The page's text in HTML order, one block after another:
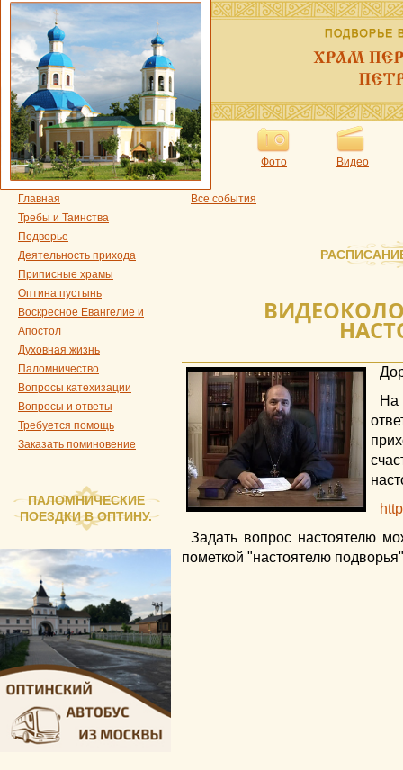
Фото Видео
Главная
Требы и Таинства
Подворье
Деятельность прихода
Приписные храмы
Оптина пустынь
Воскресное Евангелие и
Апостол
Духовная жизнь
Паломничество
Вопросы катехизации
Вопросы и ответы
Требуется помощь
Заказать поминовение
ПАЛОМНИЧЕСКИЕ
ПОЕЗДКИ В ОПТИНУ.
Все события
На
Задать вопрос настоятелю
пометкой "настоятелю подворья"